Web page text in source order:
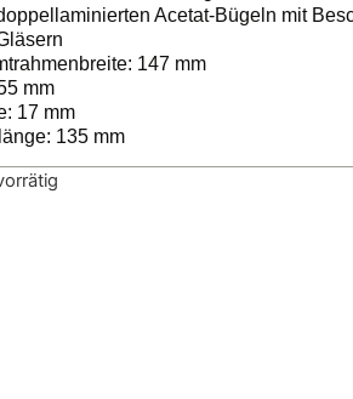
Acetat-Bügeln mit
147 mm
mm
17 mm
135 mm